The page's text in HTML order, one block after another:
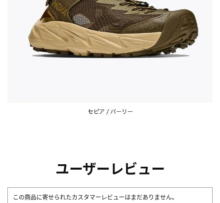
ユーザーレビュー
この商品に寄せられたカスタマーレビューはまだありません。